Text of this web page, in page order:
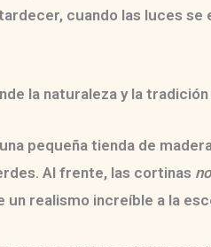
cuando las luces se
la naturaleza y la tradición
pequeña tienda de
Al frente, las cortinas
realismo increíble a la